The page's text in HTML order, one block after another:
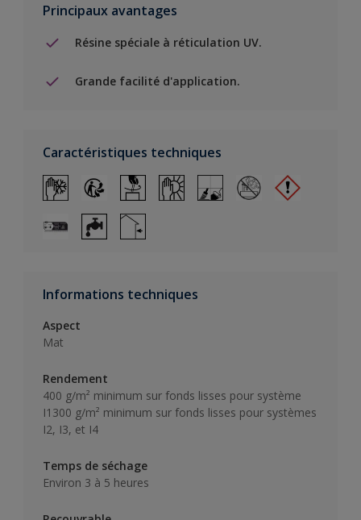
Principaux avantages
Résine spéciale à réticulation UV.
Grande facilité d'application.
Caractéristiques techniques
Informations techniques
Aspect
Mat
Rendement
400 g/m² minimum sur fonds lisses pour système
I1300 g/m² minimum sur fonds lisses pour systèmes
I2, I3, et I4
Temps de séchage
Environ 3 à 5 heures